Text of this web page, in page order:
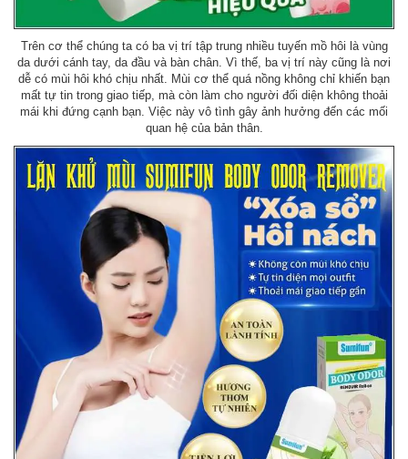
Trên cơ thể chúng ta có ba vị trí tập trung nhiều tuyến mồ hôi là vùng
da dưới cánh tay, da đầu và bàn chân. Vì thế, ba vị trí này cũng là nơi
dễ có mùi hôi khó chịu nhất. Mùi cơ thể quá nồng không chỉ khiến bạn
mất tự tin trong giao tiếp, mà còn làm cho người đối diện không thoải
mái khi đứng cạnh bạn. Việc này vô tình gây ảnh hưởng đến các mối
quan hệ của bản thân.